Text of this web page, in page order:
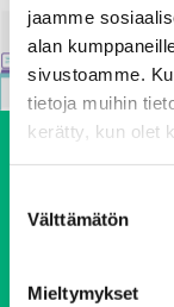
jaamme
alan
sivustoamme.
tietoja muihin
kerätty, kun olet
valinta
Välttämätön
Mieltymykset